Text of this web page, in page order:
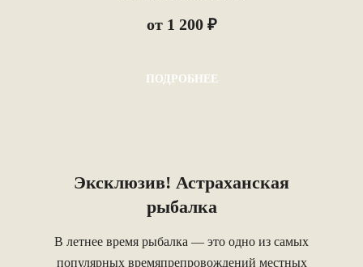
от 1 200 ₽
ПОДРОБНЕЕ
Эксклюзив! Астраханская
рыбалка
В летнее время рыбалка — это одно из самых
популярных времяпрепровождений местных